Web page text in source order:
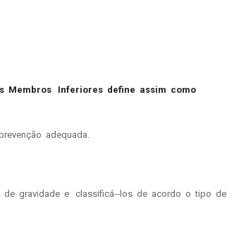
Membros Inferiores define assim como
adequada.
de gravidade e classificá-­‐los de acordo o tipo de